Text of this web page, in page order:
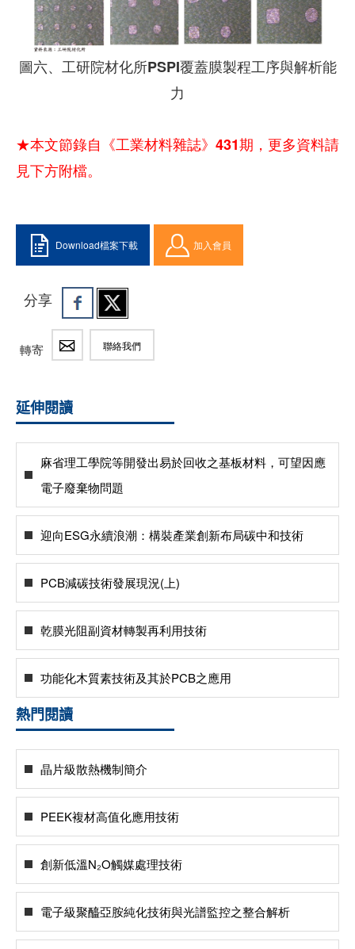
圖六、工研院材化所PSPI覆蓋膜製程工序與解析能
力
★本文節錄自《工業材料雜誌》431期，更多資料請
見下方附檔。
Download檔案下載 加入會員
分享
轉寄 聯絡我們
延伸閱讀
麻省理工學院等開發出易於回收之基板材料，可望因應
電子廢棄物問題
迎向ESG永續浪潮：構裝產業創新布局碳中和技術
PCB減碳技術發展現況(上)
乾膜光阻副資材轉製再利用技術
功能化木質素技術及其於PCB之應用
熱門閱讀
晶片級散熱機制簡介
PEEK複材高值化應用技術
創新低溫N₂O觸媒處理技術
電子級聚醯亞胺純化技術與光譜監控之整合解析